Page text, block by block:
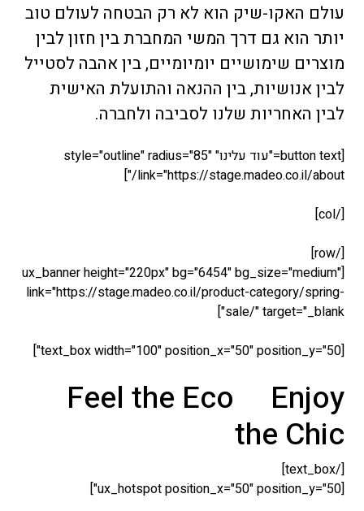
הוא לא רק הבטחה לעולם טוב
המשי המחברת בין חזון לבין
יומיומיים, בין אהבה לסטייל
בין ההנאה והתועלת האישית
שלנו לסביבה ולחברה.
[button text="עוד עלינו" style="outline" radius="85"
link="https://
[ux_banner height="220px" bg="6454"
link="https://stage.madeo.co.il/product-
sale/"
Feel the